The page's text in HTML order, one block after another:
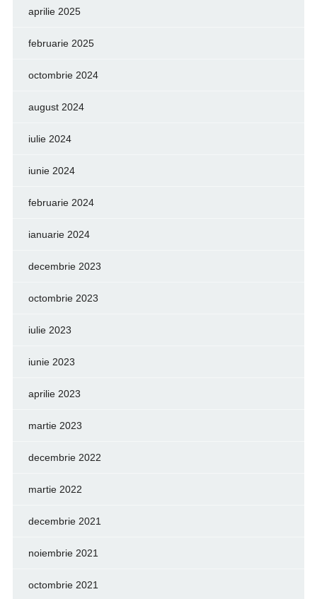
aprilie 2025
februarie 2025
octombrie 2024
august 2024
iulie 2024
iunie 2024
februarie 2024
ianuarie 2024
decembrie 2023
octombrie 2023
iulie 2023
iunie 2023
aprilie 2023
martie 2023
decembrie 2022
martie 2022
decembrie 2021
noiembrie 2021
octombrie 2021